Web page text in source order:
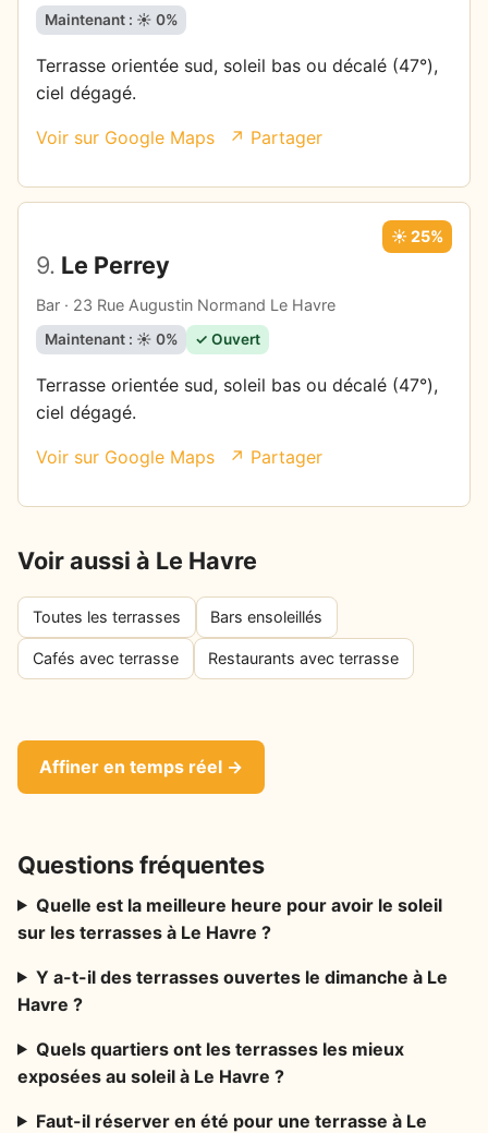
Maintenant : ☀️ 0%
Terrasse orientée sud, soleil bas ou décalé (47°),
ciel dégagé.
Voir sur Google Maps ↗ Partager
9. Le Perrey
Bar · 23 Rue Augustin Normand Le Havre
☀️ 25%
Maintenant : ☀️ 0% ✓ Ouvert
Terrasse orientée sud, soleil bas ou décalé (47°),
ciel dégagé.
Voir sur Google Maps ↗ Partager
Voir aussi à Le Havre
Toutes les terrasses Bars ensoleillés
Cafés avec terrasse Restaurants avec terrasse
Affiner en temps réel →
Questions fréquentes
Quelle est la meilleure heure pour avoir le soleil
sur les terrasses à Le Havre ?
Y a-t-il des terrasses ouvertes le dimanche à Le
Havre ?
Quels quartiers ont les terrasses les mieux
exposées au soleil à Le Havre ?
Faut-il réserver en été pour une terrasse à Le